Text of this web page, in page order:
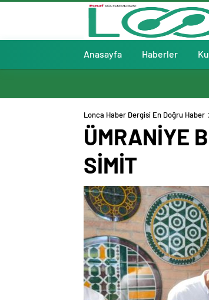
Anasayfa Haberler
Lonca Haber Dergisi En Doğru Haber
ÜMRANİYE
SİMİT